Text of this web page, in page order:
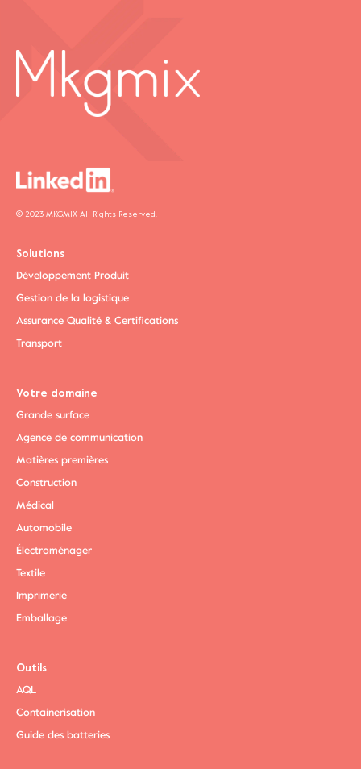
© 2023 MKGMIX All Rights Reserved.
Solutions
Développement Produit
Gestion de la logistique
Assurance Qualité & Certifications
Transport
Votre domaine
Grande surface
Agence de communication
Matières premières
Construction
Médical
Automobile
Électroménager
Textile
Imprimerie
Emballage
Outils
AQL
Containerisation
Guide des batteries